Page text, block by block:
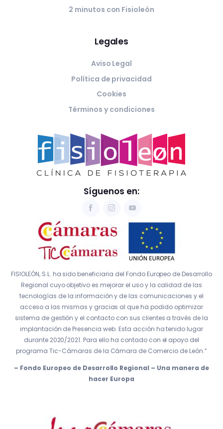
2 minutos con Fisioleón
Legales
Aviso Legal
Política de privacidad
Cookies
Términos y condiciones
Síguenos en:
FISIOLEÓN, S.L. ha sido beneficiaria del Fondo Europeo de Desarrollo
Regional cuyo objetivo es mejorar el uso y la calidad de las
tecnologías de la información y de las comunicaciones y el
acceso a las mismas y gracias al que ha podido optimizar
sistema de gestión y el contacto con sus clientes a través de la
implantación de Presencia web. Esta acción ha tenido lugar
durante 2020/2021. Para ello ha contado con el apoyo del
programa Tic-Cámaras de la Cámara de Comercio de León.”
– Fondo Europeo de Desarrollo Regional – Una manera de
hacer Europa